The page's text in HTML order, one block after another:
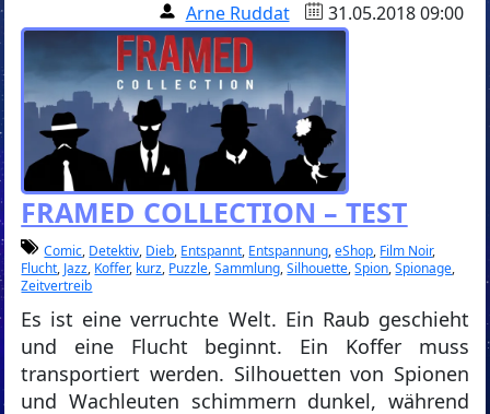
Arne Ruddat 31.05.2018 09:00
FRAMED COLLECTION – TEST
Comic, Detektiv, Dieb, Entspannt, Entspannung,eShop, Film Noir,
Flucht, Jazz, Koffer, kurz, Puzzle,Sammlung,Silhouette,Spion,Spionage,
Zeitvertreib
Es ist eine verruchte Welt. Ein Raub geschieht
und eine Flucht beginnt. Ein Koffer muss
transportiert werden. Silhouetten von Spionen
und Wachleuten schimmern dunkel, während